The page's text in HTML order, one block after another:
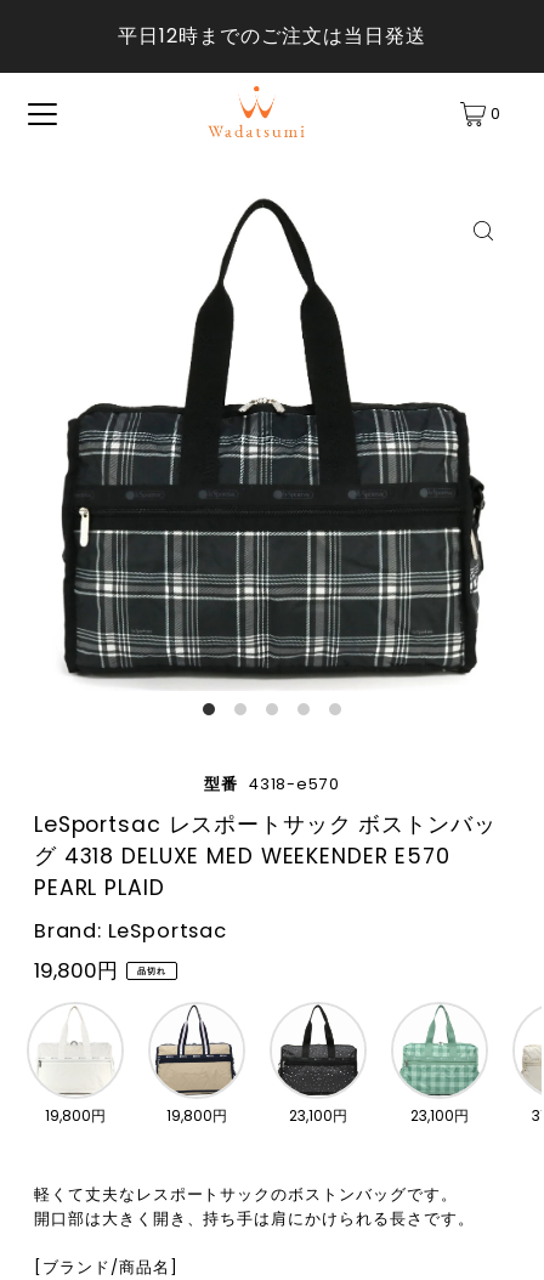
平日12時までのご注文は当日発送
0
型番 4318-e570
LeSportsac レスポートサック ボストンバッ
グ 4318 DELUXE MED WEEKENDER E570
PEARL PLAID
Brand: LeSportsac
19,800円 品切れ
19,800円 19,800円 23,100円 23,100円
軽くて丈夫なレスポートサックのボストンバッグです。
開口部は大きく開き、持ち手は肩にかけられる長さです。
[ブランド/商品名]